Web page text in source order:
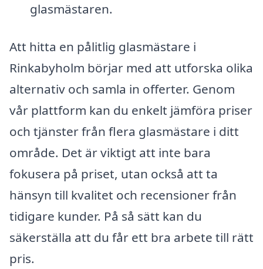
glasmästaren.
Att hitta en pålitlig glasmästare i
Rinkabyholm börjar med att utforska olika
alternativ och samla in offerter. Genom
vår plattform kan du enkelt jämföra priser
och tjänster från flera glasmästare i ditt
område. Det är viktigt att inte bara
fokusera på priset, utan också att ta
hänsyn till kvalitet och recensioner från
tidigare kunder. På så sätt kan du
säkerställa att du får ett bra arbete till rätt
pris.